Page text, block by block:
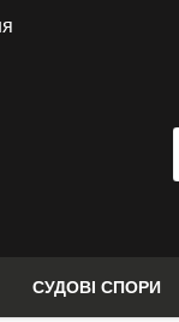
СУДОВІ СПОРИ